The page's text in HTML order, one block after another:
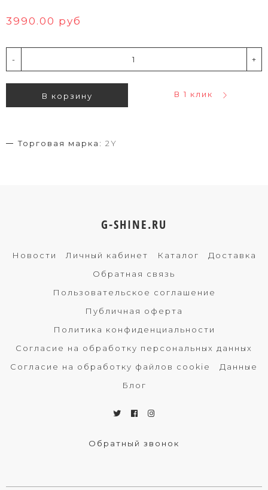
3990.00 руб
- +
В корзину В 1 клик
Торговая марка: 2Y
G-SHINE.RU
Новости Личный кабинет Каталог
Доставка
Обратная связь
Пользовательское соглашение
Публичная оферта
Политика конфиденциальности
Согласие на обработку персональных данных
Согласие на обработку файлов cookie
Данные
Блог
Обратный звонок